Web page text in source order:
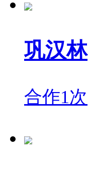
巩汉林
合作1次